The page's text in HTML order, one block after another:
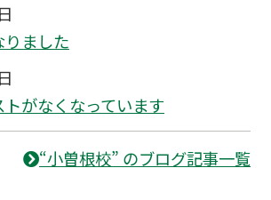
ました
がなくなっています
“小曽根校” のブログ記事一覧